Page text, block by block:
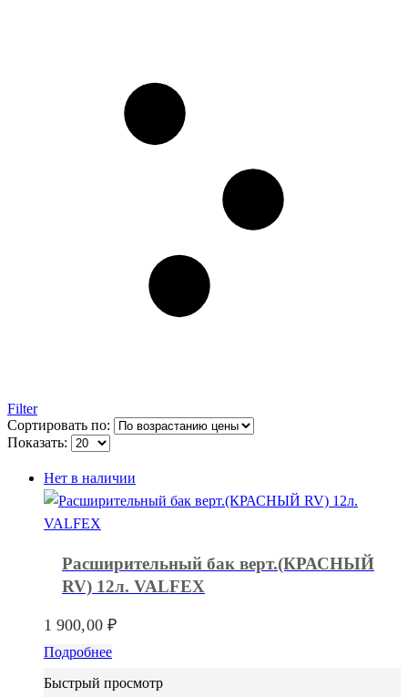
Filter
Сортировать по:
Показать:
Нет в наличии
Расширительный бак верт.(КРАСНЫЙ
RV) 12л. VALFEX
1 900,00 ₽
Подробнее
Быстрый просмотр